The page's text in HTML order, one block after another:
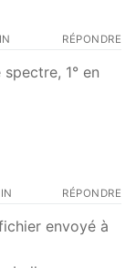
RÉPONDRE
1° en
RÉPONDRE
envoyé à